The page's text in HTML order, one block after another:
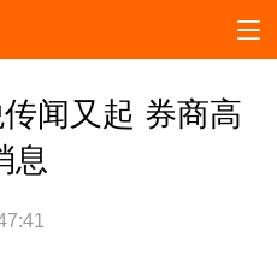
闻又起 券商高
息